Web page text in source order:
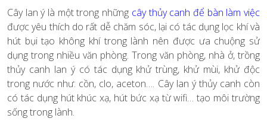
Cây lan ý là một trong những cây thủy canh để bàn làm việc
được yêu thích do rất dễ chăm sóc, lại có tác dụng lọc khí và
hút bụi tạo không khí trong lành nên được ưa chuộng sử
dụng trong nhiều văn phòng. Trong văn phòng, nhà ở, trồng
thủy canh lan ý có tác dụng khử trùng, khử mùi, khử độc
trong nước như: cồn, clo, aceton…. Cây lan ý thủy canh còn
có tác dụng hút khúc xạ, hút bức xạ từ wifi… tạo môi trường
sống trong lành.